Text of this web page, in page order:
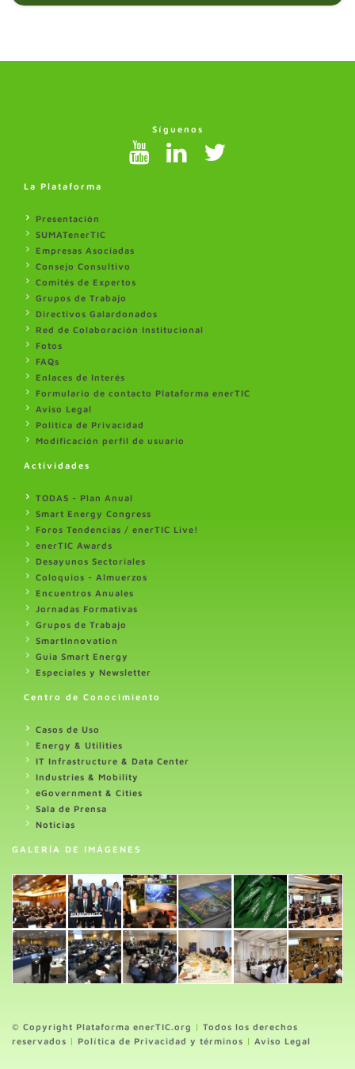
Síguenos
La Plataforma
Presentación
SUMATenerTIC
Empresas Asociadas
Consejo Consultivo
Comités de Expertos
Grupos de Trabajo
Directivos Galardonados
Red de Colaboración Institucional
Fotos
FAQs
Enlaces de Interés
Formulario de contacto Plataforma enerTIC
Aviso Legal
Politica de Privacidad
Modificación perfil de usuario
Actividades
TODAS - Plan Anual
Smart Energy Congress
Foros Tendencias / enerTIC Live!
enerTIC Awards
Desayunos Sectoriales
Coloquios - Almuerzos
Encuentros Anuales
Jornadas Formativas
Grupos de Trabajo
SmartInnovation
Guia Smart Energy
Especiales y Newsletter
Centro de Conocimiento
Casos de Uso
Energy & Utilities
IT Infrastructure & Data Center
Industries & Mobility
eGovernment & Cities
Sala de Prensa
Noticias
GALERÍA DE IMÁGENES
© Copyright Plataforma enerTIC.org | Todos los derechos
reservados | Política de Privacidad y términos | Aviso Legal